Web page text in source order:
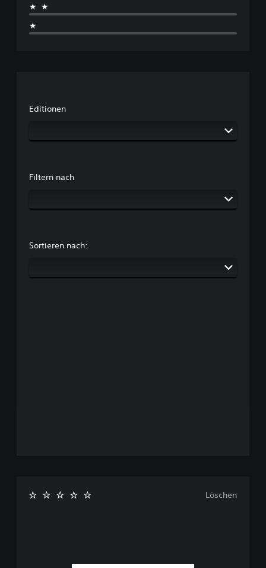
★★
★
Editionen
Filtern nach
Sortieren nach:
Löschen